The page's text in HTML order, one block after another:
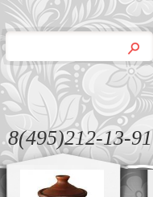
8(495)212-13-91